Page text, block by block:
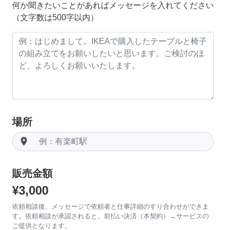
何か聞きたいことがあればメッセージを入れてください
（文字数は500字以内）
場所
room
販売金額
¥3,000
依頼相談後、メッセージで依頼者と仕事詳細のすり合わせができま
す。依頼相談が承認されると、前払い決済（本契約）→サービスの
ご提供となります。